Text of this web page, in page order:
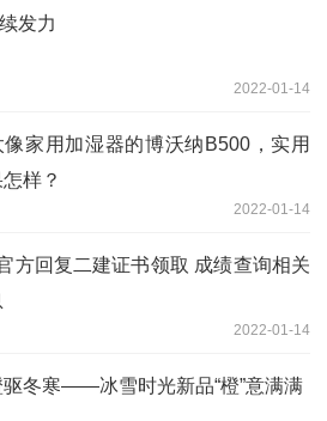
发力
2022-01-14
像家用加湿器的博沃纳B500，实用
样？
2022-01-14
方回复二建证书领取 成绩查询相关
2022-01-14
驱冬寒——冰雪时光新品“橙”意满满